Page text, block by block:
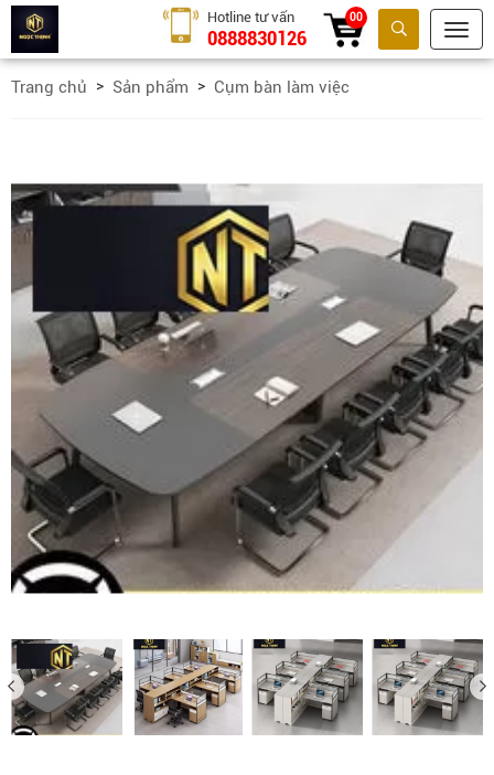
Tìm kiếm
Hotline tư vấn
0888830126
00
Trang chủ Sản phẩm Cụm bàn làm việc